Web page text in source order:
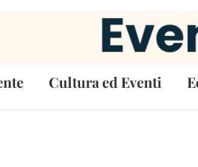
Cultura ed Eventi